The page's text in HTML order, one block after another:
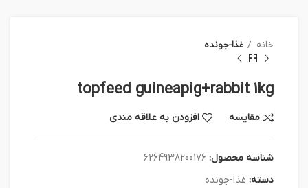
خانه غذا-جونده
topfeed guineapig+rabbit 1kg
مقایسه افزودن به علاقه مندی
شناسه محصول: 6264938200176
دسته: غذا-جونده